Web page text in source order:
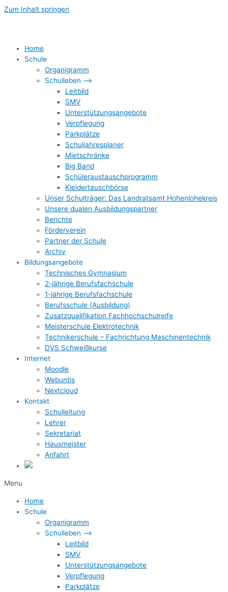
Zum Inhalt springen
Home
Schule
Organigramm
Schulleben –>
Leitbild
SMV
Unterstützungsangebote
Verpflegung
Parkplätze
Schuljahresplaner
Mietschränke
Big Band
Schüleraustauschprogramm
Kleidertauschbörse
Unser Schulträger: Das Landratsamt Hohenlohekreis
Unsere dualen Ausbildungspartner
Berichte
Förderverein
Partner der Schule
Archiv
Bildungsangebote
Technisches Gymnasium
2-jährige Berufsfachschule
1-jährige Berufsfachschule
Berufsschule (Ausbildung)
Zusatzqualifikation Fachhochschulreife
Meisterschule Elektrotechnik
Technikerschule – Fachrichtung Maschinentechnik
DVS Schweißkurse
Internet
Moodle
Webuntis
Nextcloud
Kontakt
Schulleitung
Lehrer
Sekretariat
Hausmeister
Anfahrt
Menu
Home
Schule
Organigramm
Schulleben –>
Leitbild
SMV
Unterstützungsangebote
Verpflegung
Parkplätze